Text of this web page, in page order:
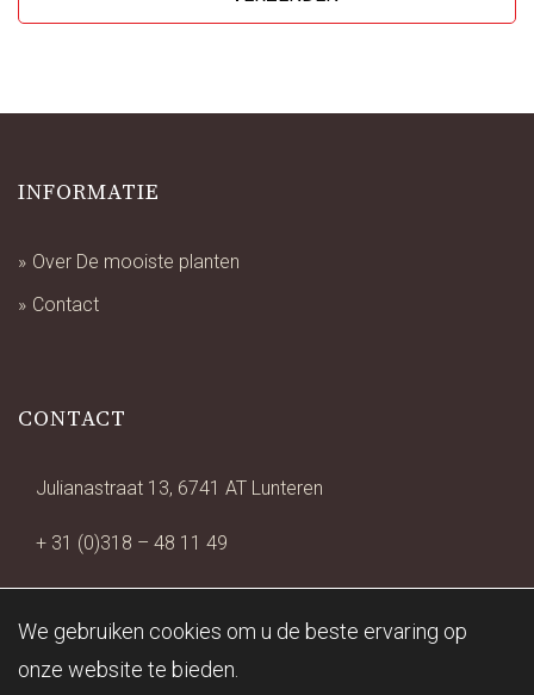
INFORMATIE
Over De mooiste planten
Contact
CONTACT
Julianastraat 13, 6741 AT Lunteren
+ 31 (0)318 – 48 11 49
We gebruiken cookies om u de beste ervaring op
onze website te bieden.